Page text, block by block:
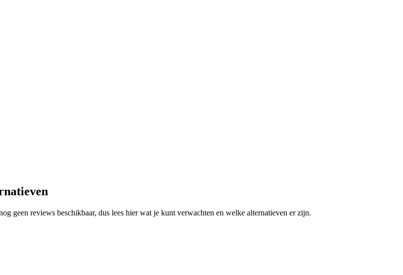
geen reviews beschikbaar, dus lees hier wat je kunt verwachten en welke alternatieven er zijn.